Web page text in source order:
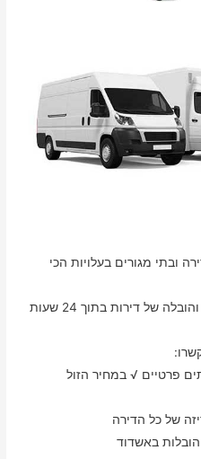
ובתי מגורים בעלויות הכי
של דירות בתוך 24 שעות
פרטיים √ במחיר הזול
של כל הדירה
באשדוד